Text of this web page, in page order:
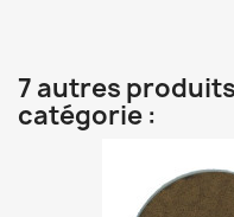
7 autres
catégorie :